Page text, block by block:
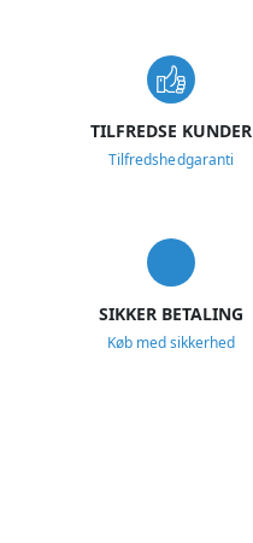
TILFREDSE KUNDER
Tilfredshedgaranti
SIKKER BETALING
Køb med sikkerhed